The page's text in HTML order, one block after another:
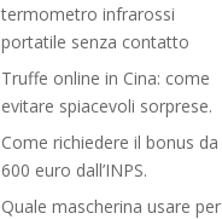
termometro infrarossi
portatile senza contatto
Truffe online in Cina: come
evitare spiacevoli sorprese.
Come richiedere il bonus da
600 euro dall’INPS.
Quale mascherina usare per